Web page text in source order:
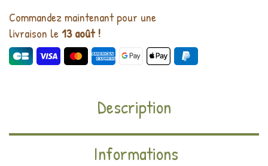
Commandez maintenant pour une
livraison le13 août !
Description
Informations